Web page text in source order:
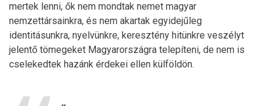
mertek lenni, ők nem mondtak nemet magyar
nemzettársainkra, és nem akartak egyidejűleg
identitásunkra, nyelvünkre, keresztény hitünkre veszélyt
jelentő tömegeket Magyarországra telepíteni, de nem is
cselekedtek hazánk érdekei ellen külföldön.